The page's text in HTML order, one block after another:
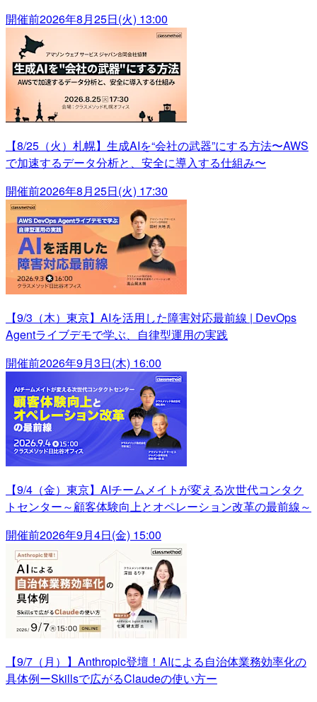
開催前2026年8月25日(火) 13:00
【8/25（火）札幌】生成AIを“会社の武器”にする方法〜AWS
で加速するデータ分析と、安全に導入する仕組み〜
開催前2026年8月25日(火) 17:30
【9/3（木）東京】AIを活用した障害対応最前線 | DevOps
Agentライブデモで学ぶ、自律型運用の実践
開催前2026年9月3日(木) 16:00
【9/4（金）東京】AIチームメイトが変える次世代コンタク
トセンター～顧客体験向上とオペレーション改革の最前線～
開催前2026年9月4日(金) 15:00
【9/7（月）】Anthropic登壇！AIによる自治体業務効率化の
具体例ーSkillsで広がるClaudeの使い方ー